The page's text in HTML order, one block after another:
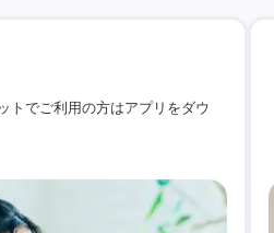
トでご利用の方はアプリをダウ